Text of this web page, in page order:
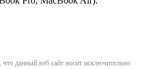
данный веб сайт носит исключительно